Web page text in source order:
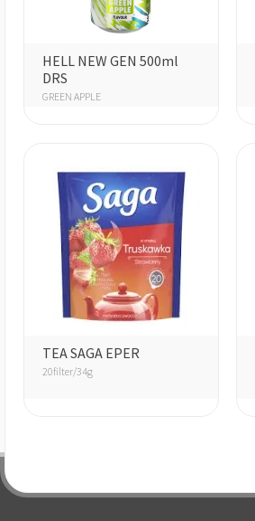
HELL NEW GEN 500ml
DRS
GREEN APPLE
TEA SAGA EPER
20filter/34g